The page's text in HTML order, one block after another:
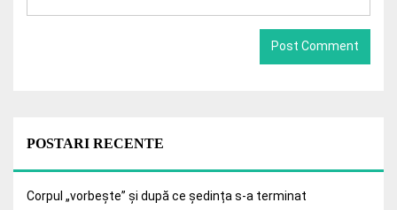
POSTARI RECENTE
Corpul „vorbește” și după ce ședința s-a terminat